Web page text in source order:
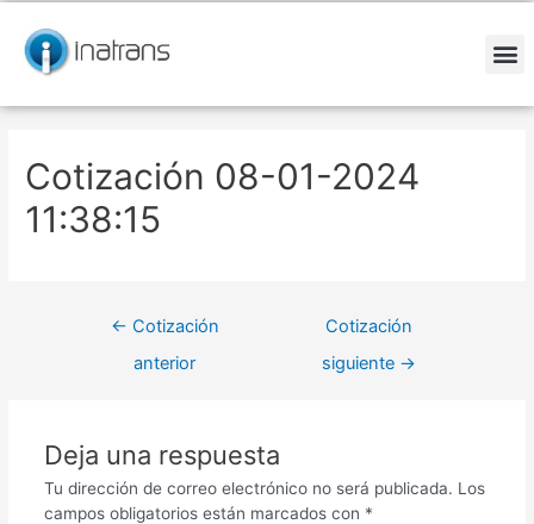
contenido
Cotización 08-01-2024
11:38:15
de
entradas
← Cotización
anterior
Cotización
siguiente →
Deja una respuesta
Tu dirección de correo electrónico no será publicada. Los
campos obligatorios están marcados con *